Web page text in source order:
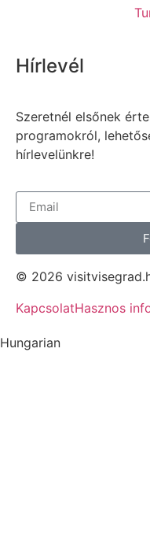
Hírlevél
Szeretnél elsőnek
programokról,
hírlevelünkre!
© 2026
KapcsolatHasznos
Hungarian